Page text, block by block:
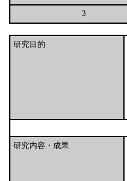
3
研究目的
研究内容・成果